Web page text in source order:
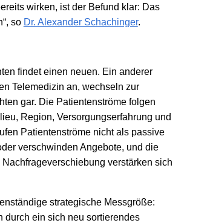
wirken, ist der Befund klar: Das
so Dr. Alexander Schachinger.
findet einen neuen. Ein anderer
Telemedizin an, wechseln zur
gar. Die Patientenströme folgen
Region, Versorgungserfahrung und
Patientenströme nicht als passive
verschwinden Angebote, und die
verstärken sich
strategische Messgröße:
ein sich neu sortierendes